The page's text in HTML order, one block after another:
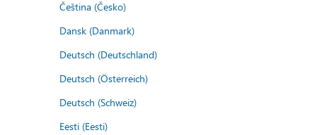
Čeština (Česko)
Dansk (Danmark)
Deutsch (Deutschland)
Deutsch (Österreich)
Deutsch (Schweiz)
Eesti (Eesti)